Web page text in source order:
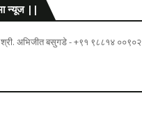
न्यूज ||
श्री. अभिजीत बसुगडे - +९१ ९८८१४ ००९०२